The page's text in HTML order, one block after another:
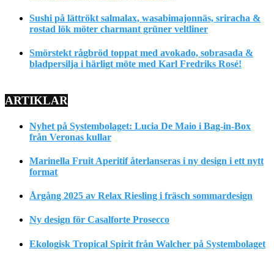
Sushi på lättrökt salmalax, wasabimajonnäs, sriracha &
rostad lök möter charmant grüner veltliner
Smörstekt rågbröd toppat med avokado, sobrasada &
bladpersilja i härligt möte med Karl Fredriks Rosé!
ARTIKLAR
Nyhet på Systembolaget: Lucia De Maio i Bag-in-Box
från Veronas kullar
Marinella Fruit Aperitif återlanseras i ny design i ett nytt
format
Årgång 2025 av Relax Riesling i fräsch sommardesign
Ny design för Casalforte Prosecco
Ekologisk Tropical Spirit från Walcher på Systembolaget